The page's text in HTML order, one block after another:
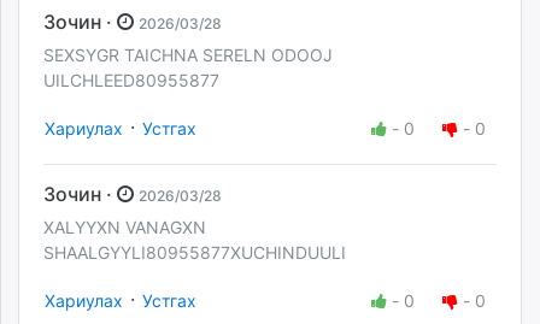
Зочин · 2026/03/28
SEXSYGR TAICHNA SERELN ODOOJ
UILCHLEED80955877
Хариулах · Устгах - 0 - 0
Зочин · 2026/03/28
XALYYXN VANAGXN
SHAALGYYLI80955877XUCHINDUULI
Хариулах · Устгах - 0 - 0